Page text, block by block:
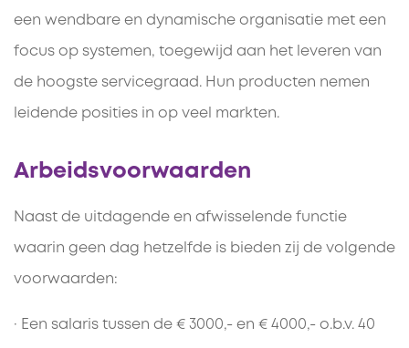
een wendbare en dynamische organisatie met een
focus op systemen, toegewijd aan het leveren van
de hoogste servicegraad. Hun producten nemen
leidende posities in op veel markten.
Arbeidsvoorwaarden
Naast de uitdagende en afwisselende functie
waarin geen dag hetzelfde is bieden zij de volgende
voorwaarden:
· Een salaris tussen de € 3000,- en € 4000,- o.b.v. 40